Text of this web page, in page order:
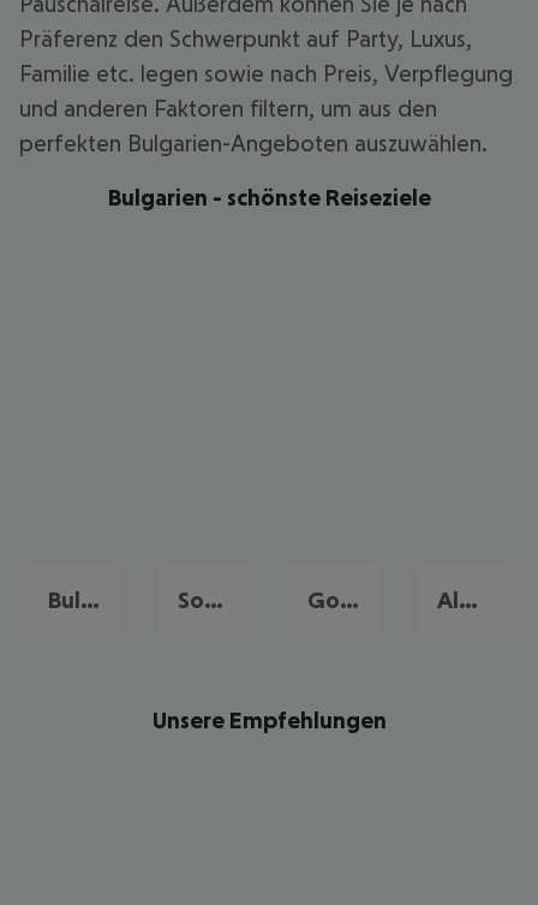
Präferenz den Schwerpunkt auf Party, Luxus,
Familie etc. legen sowie nach Preis, Verpflegung
und anderen Faktoren filtern, um aus den
perfekten Bulgarien-Angeboten auszuwählen.
Bulgarien - schönste Reiseziele
Bulgarische Riviera Sonnenstrand Goldstrand Albena
Unsere Empfehlungen